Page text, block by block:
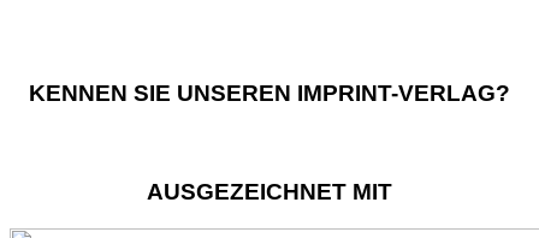
KENNEN SIE UNSEREN IMPRINT-VERLAG?
AUSGEZEICHNET MIT